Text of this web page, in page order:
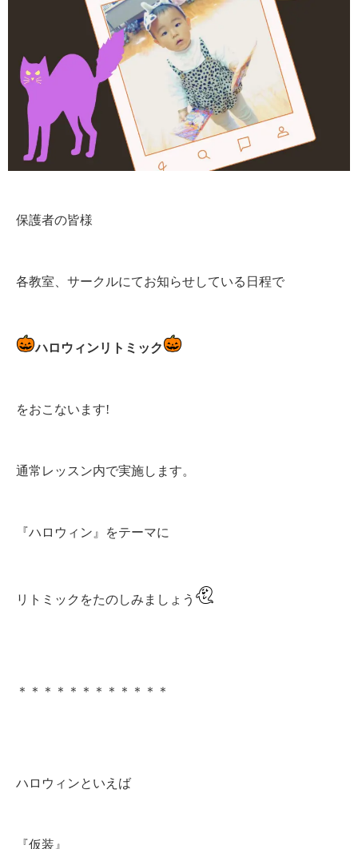
保護者の皆様
各教室、サークルにてお知らせしている日程で
ハロウィンリトミック
をおこないます!
通常レッスン内で実施します。
『ハロウィン』をテーマに
リトミックをたのしみましょう
＊＊＊＊＊＊＊＊＊＊＊＊
ハロウィンといえば
『仮装』